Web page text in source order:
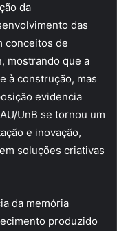
da
das
conceitos de
mostrando que a
à construção, mas
evidencia
UnB se tornou um
e inovação,
soluções criativas
da memória
produzido